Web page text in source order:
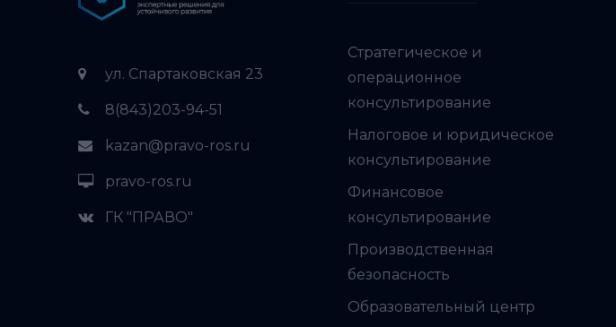
ул. Спартаковская 23
8(843)203-94-51
kazan@pravo-ros.ru
pravo-ros.ru
ГК "ПРАВО"
Стратегическое и
операционное
консультирование
Налоговое и юридическое
консультирование
Финансовое
консультирование
Производственная
безопасность
Образовательный центр